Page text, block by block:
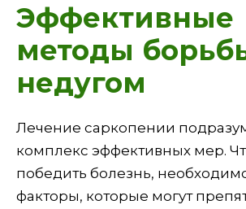
Эффективные
методы
недугом
Лечение саркопении
комплекс эффективных мер.
победить болезнь,
факторы, которые могут